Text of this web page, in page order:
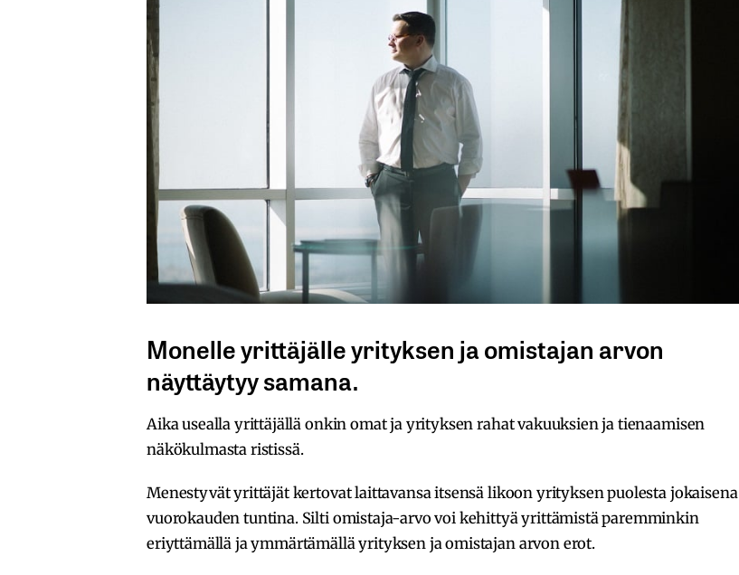
Monelle yrittäjälle yrityksen ja omistajan arvon
näyttäytyy samana.
Aika usealla yrittäjällä onkin omat ja yrityksen rahat vakuuksien ja tienaamisen
näkökulmasta ristissä.
Menestyvät yrittäjät kertovat laittavansa itsensä likoon yrityksen puolesta jokaisena
vuorokauden tuntina. Silti omistaja-arvo voi kehittyä yrittämistä paremminkin
eriyttämällä ja ymmärtämällä yrityksen ja omistajan arvon erot.